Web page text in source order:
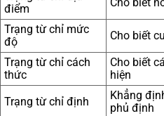
điểm
Trạng từ chỉ mức
độ
Cho biết
Trạng từ chỉ cách
thức
Cho biết
hiện
Trạng từ chỉ định
Khẳng
phủ định